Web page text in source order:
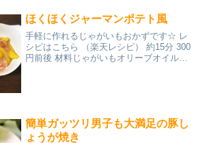
ほくほくジャーマンポテト風
手軽に作れるじゃがいもおかずです☆ レ
シピはこちら （楽天レシピ） 約15分 300
円前後 材料じゃがいもオリーブオイルガ
簡単ガッツリ男子も大満足の豚し
ょうが焼き